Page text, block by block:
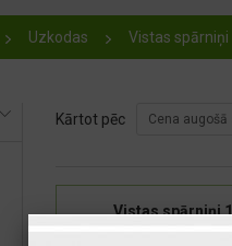
Uzkodas Vistas spārniņi
Kārtot pēc Cena augošā
Vistas spārniņi